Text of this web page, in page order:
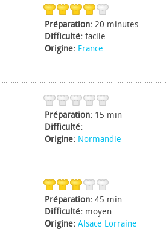
Préparation: 20 minutes
Difficulté: facile
Origine: France
Préparation: 15 min
Difficulté:
Origine: Normandie
Préparation: 45 min
Difficulté: moyen
Origine: Alsace Lorraine